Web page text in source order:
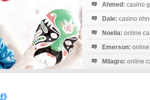
Ahmed: casino
Dale: casino
Noelia: online
Emerson:
Milagro: online